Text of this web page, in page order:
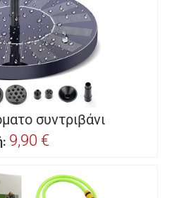
συντριβάνι
9,90 €